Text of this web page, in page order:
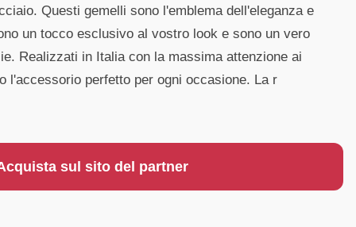
Questi gemelli sono l'emblema dell'eleganza e
un tocco esclusivo al vostro look e sono un vero
Realizzati in Italia con la massima attenzione ai
l'accessorio perfetto per ogni occasione. La r
sul sito del partner